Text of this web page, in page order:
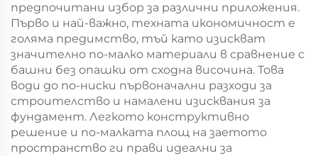
предпочитани избор за различни приложения.
Първо и най-важно, техната икономичност е
голяма предимство, тъй като изискват
значително по-малко материали в сравнение с
башни без опашки от сходна височина. Това
води до по-ниски първоначални разходи за
строителство и намалени изисквания за
фундамент. Легкото конструктивно
решение и по-малката площ на заетото
пространство ги прави идеални за